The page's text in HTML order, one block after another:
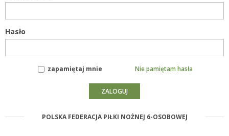
Hasło
zapamiętaj mnie Nie pamiętam hasła
POLSKA FEDERACJA PIŁKI NOŻNEJ 6-OSOBOWEJ